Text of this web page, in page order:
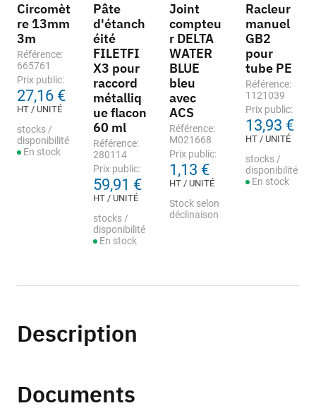
Circomèt
re 13mm
3m
Référence:
665761
Prix public:
27,16 €
HT / UNITÉ
stocks /
disponibilité
En stock
Pâte
d'étanch
éité
FILETFI
X3 pour
raccord
métalliq
ue flacon
60 ml
Référence:
280114
Prix public:
59,91 €
HT / UNITÉ
stocks /
disponibilité
En stock
Joint
compteu
r DELTA
WATER
BLUE
bleu
avec
ACS
Référence:
M021668
Prix public:
1,13 €
HT / UNITÉ
Stock selon
déclinaison
Racleur
manuel
GB2
pour
tube PE
Référence:
1121039
Prix public:
13,93 €
HT / UNITÉ
stocks /
disponibilité
En stock
Description
Documents